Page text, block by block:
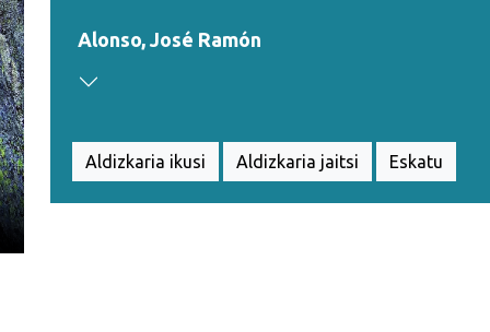
Alonso, José Ramón
Aldizkaria ikusi Aldizkaria jaitsi Eskatu